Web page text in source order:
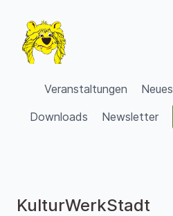
VVV Burgdorf
Veranstaltungen Neues
Downloads
Newsletter
KulturWerkStadt